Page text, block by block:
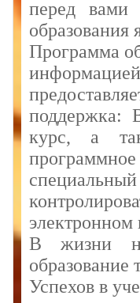
перед вами
образования
Программа
поддержка:
курс, а
электронном
В жизни
образование
Успехов в